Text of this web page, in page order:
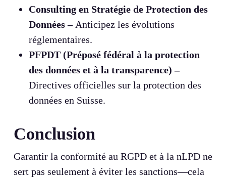
Consulting en Stratégie de Protection des
Données – Anticipez les évolutions
réglementaires.
PFPDT (Préposé fédéral à la protection
des données et à la transparence) –
Directives officielles sur la protection des
données en Suisse.
Conclusion
Garantir la conformité au RGPD et à la nLPD ne
sert pas seulement à éviter les sanctions—cela